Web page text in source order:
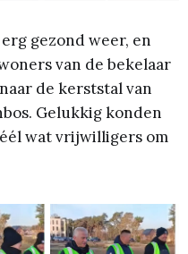
gezond weer, en
van de bekelaar
de kerststal van
Gelukkig konden
wat vrijwilligers om